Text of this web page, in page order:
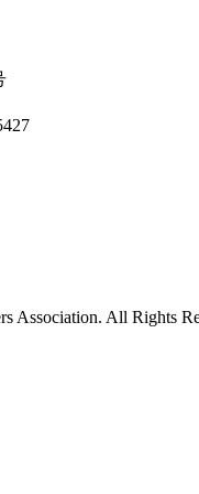
Association. All Rights